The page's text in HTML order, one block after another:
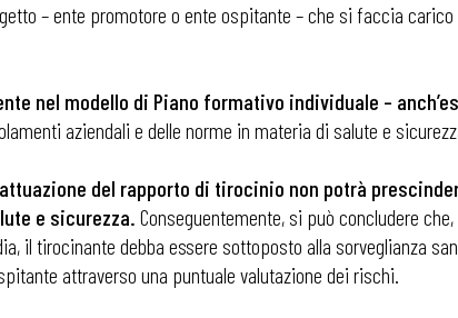
– ente promotore o ente ospitante – che si faccia
nel modello di Piano formativo individuale –
aziendali e delle norme in materia di salute e
del rapporto di tirocinio non potrà
e sicurezza. Conseguentemente, si può concludere
il tirocinante debba essere sottoposto alla sorveglianza
attraverso una puntuale valutazione dei rischi.